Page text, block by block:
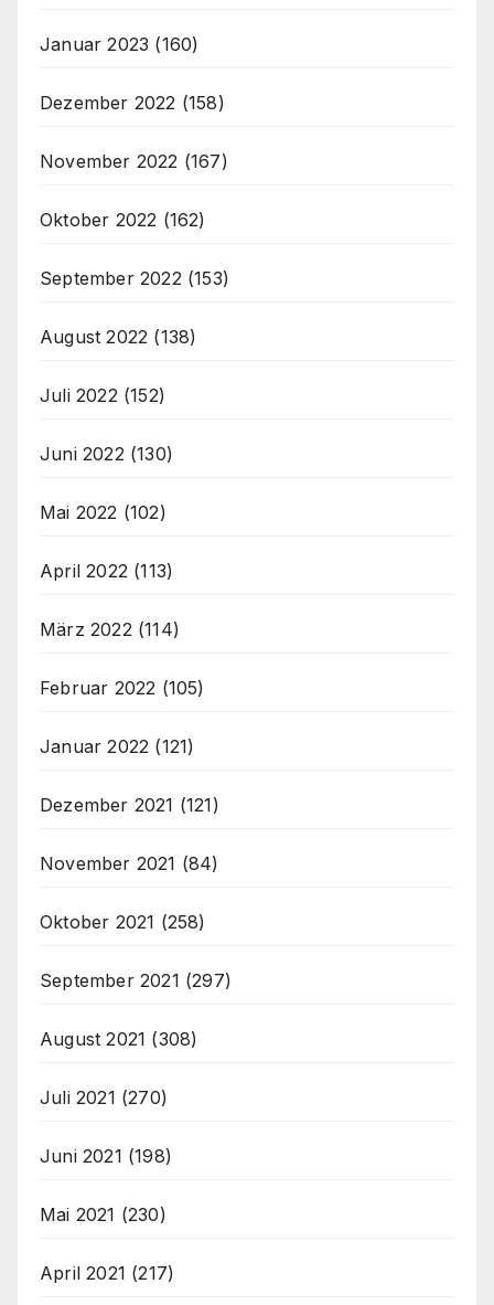
Januar 2023 (160)
Dezember 2022 (158)
November 2022 (167)
Oktober 2022 (162)
September 2022 (153)
August 2022 (138)
Juli 2022 (152)
Juni 2022 (130)
Mai 2022 (102)
April 2022 (113)
März 2022 (114)
Februar 2022 (105)
Januar 2022 (121)
Dezember 2021 (121)
November 2021 (84)
Oktober 2021 (258)
September 2021 (297)
August 2021 (308)
Juli 2021 (270)
Juni 2021 (198)
Mai 2021 (230)
April 2021 (217)